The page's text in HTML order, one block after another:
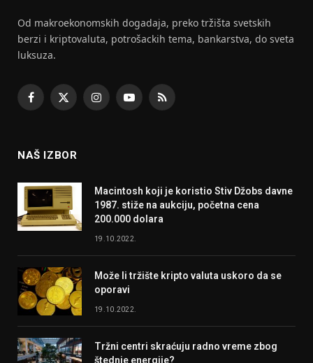
Od makroekonomskih dogadaja, preko tržišta svetskih
berzi i kriptovaluta, potrošackih tema, bankarstva, do sveta
luksuza.
Facebook
X
InstagramYouTubeRSS
NAŠ IZBOR
Macintosh koji je koristio Stiv Džobs davne
1987. stiže na aukciju, početna cena
200.000 dolara
19.10.2022.
Može li tržište kripto valuta uskoro da se
oporavi
19.10.2022.
Tržni centri skraćuju radno vreme zbog
štednje energije?